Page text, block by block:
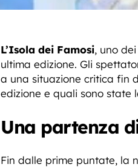
L’Isola dei Famosi, uno
ultima edizione. Gli
a una situazione critica fin
edizione e quali sono state
Una partenza
Fin dalle prime puntate, la